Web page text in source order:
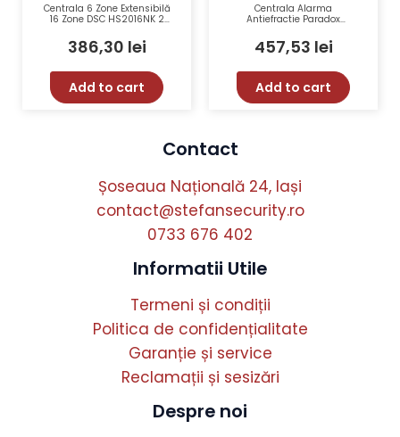
Centrala 6 Zone Extensibilă
16 Zone DSC HS2016NK 2
386,30 lei
Add to cart
Centrala Alarma
Antiefractie Paradox
Partitii, 256 Evenimente,
Extensibila Pana la 32 Zone
457,53 lei
Add to cart
Contact
Șoseaua Națională 24, Iași
contact@stefansecurity.ro
0733 676 402
Informatii Utile
Termeni și condiții
Politica de confidențialitate
Garanție și service
Reclamații și sesizări
Despre noi